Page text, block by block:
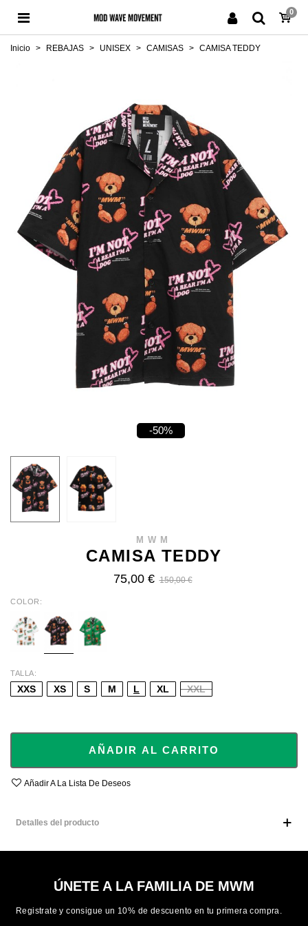
0
Inicio > REBAJAS > UNISEX > CAMISAS > CAMISA TEDDY
-50%
MWM
CAMISA TEDDY
75,00 € 150,00 €
COLOR
WHITE BLACK GREEN
TALLA
XXS XS S M L XL XXL
AÑADIR AL CARRITO
Añadir A La Lista De Deseos
Detalles del producto
ÚNETE A LA FAMILIA DE MWM
Registrate y consigue un 10% de descuento en tu primera compra.